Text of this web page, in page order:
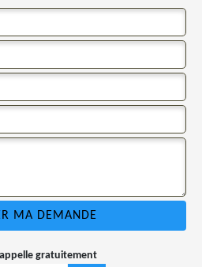
gratuitement